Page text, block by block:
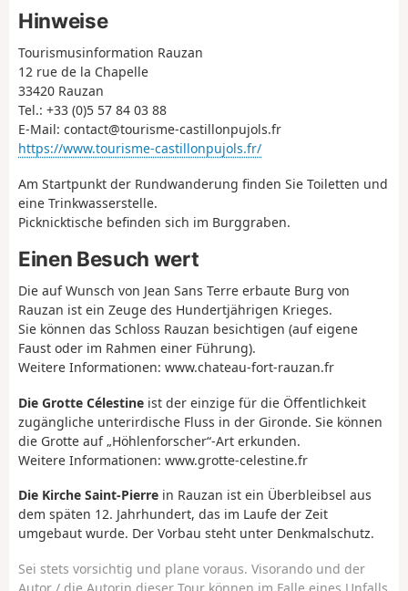
Hinweise
Tourismusinformation Rauzan
12 rue de la Chapelle
33420 Rauzan
Tel.: +33 (0)5 57 84 03 88
E-Mail: contact@tourisme-castillonpujols.fr
https://www.tourisme-castillonpujols.fr/
Am Startpunkt der Rundwanderung finden Sie Toiletten und
eine Trinkwasserstelle.
Picknicktische befinden sich im Burggraben.
Einen Besuch wert
Die auf Wunsch von Jean Sans Terre erbaute Burg von
Rauzan ist ein Zeuge des Hundertjährigen Krieges.
Sie können das Schloss Rauzan besichtigen (auf eigene
Faust oder im Rahmen einer Führung).
Weitere Informationen: www.chateau-fort-rauzan.fr
Die Grotte Célestine ist der einzige für die Öffentlichkeit
zugängliche unterirdische Fluss in der Gironde. Sie können
die Grotte auf „Höhlenforscher“-Art erkunden.
Weitere Informationen: www.grotte-celestine.fr
Die Kirche Saint-Pierre in Rauzan ist ein Überbleibsel aus
dem späten 12. Jahrhundert, das im Laufe der Zeit
umgebaut wurde. Der Vorbau steht unter Denkmalschutz.
Sei stets vorsichtig und plane voraus. Visorando und der